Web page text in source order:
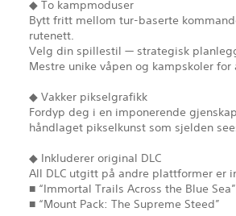
◆ To kampmoduser
Bytt fritt mellom tur-baserte
rutenett.
Velg din spillestil — strategisk
Mestre unike våpen og kampskoler
◆ Vakker pikselgrafikk
Fordyp deg i en imponerende
håndlaget pikselkunst som sjelden
◆ Inkluderer original DLC
All DLC utgitt på andre plattformer er
■ “Immortal Trails Across the Blue Sea”
■ “Mount Pack: The Supreme Steed”